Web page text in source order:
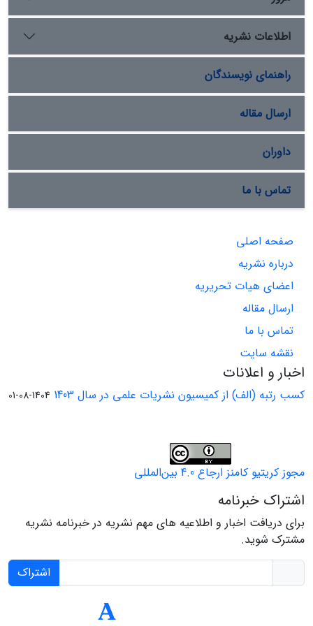
اطلاعات نشریه
راهنمای نویسندگان
ارسال مقاله
داوران
تماس با ما
صفحه اصلی
درباره نشریه
اعضای هیات تحریریه
ارسال مقاله
تماس با ما
نقشه سایت
اخبار و اعلانات
کسب رتبه (الف) از کمیسیون نشریات علمی در سال 1403 1404-08-01
مجوز کریتیو کامنز ارجاع 4.0 بین‌المللی
اشتراک خبرنامه
برای دریافت اخبار و اطلاعیه های مهم نشریه در خبرنامه نشریه
مشترک شوید.
اشتراک